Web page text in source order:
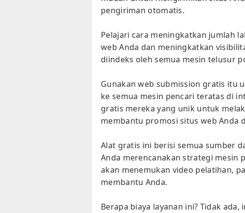
pengiriman otomatis.
Pelajari cara meningkatkan jumlah
web Anda dan meningkatkan
diindeks oleh semua mesin telusur
Gunakan web submission gratis itu
ke semua mesin pencari teratas di
gratis mereka yang unik untuk
membantu promosi situs web Anda
Alat gratis ini berisi semua sumber
Anda merencanakan strategi mesin
akan menemukan video pelatihan,
membantu Anda.
Berapa biaya layanan ini? Tidak